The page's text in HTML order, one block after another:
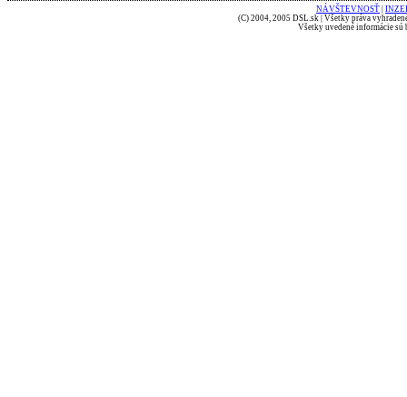
NÁVŠTEVNOSŤ
(C) 2004, 2005 DSL.sk | Všetky práva
Všetky uvedené informácie sú